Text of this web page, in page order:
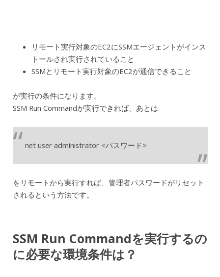
リモート実行対象のEC2にSSMエージェントがインス
トールされ実行されていること
SSMとリモート実行対象のEC2が通信できること
が実行の条件になります。
SSM Run Commandが実行できれば、あとは
net user administrator <パスワード>
をリモートから実行すれば、管理者パスワードがリセット
されるという方法です。
SSM Run Commandを実行するの
に必要な環境条件は？